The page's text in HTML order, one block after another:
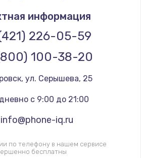
информация
226-05-59
100-38-20
, ул. Серышева, 25
с 9:00 до 21:00
info@phone-iq.ru
по телефону в нашем сервисе
бесплатны